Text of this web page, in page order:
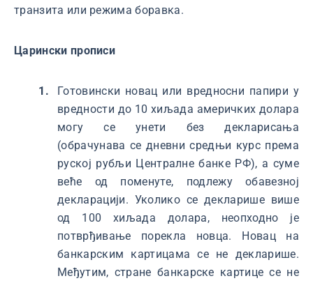
транзита или режима боравка.
Царински прописи
Готовински новац или вредносни папири у
вредности до 10 хиљада америчких долара
могу се унети без декларисања
(обрачунава се дневни средњи курс према
руској рубљи Централне банке РФ), а суме
веће од поменуте, подлежу обавезној
декларацији. Уколико се декларише више
од 100 хиљада долара, неопходно је
потврђивање порекла новца. Новац на
банкарским картицама се не декларише.
Међутим, стране банкарске картице се не